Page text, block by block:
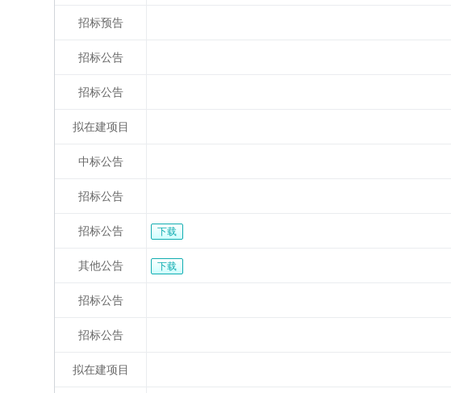
招标预告
招标公告
招标公告
拟在建项目
中标公告
招标公告
招标公告 下载
其他公告 下载
招标公告
招标公告
拟在建项目